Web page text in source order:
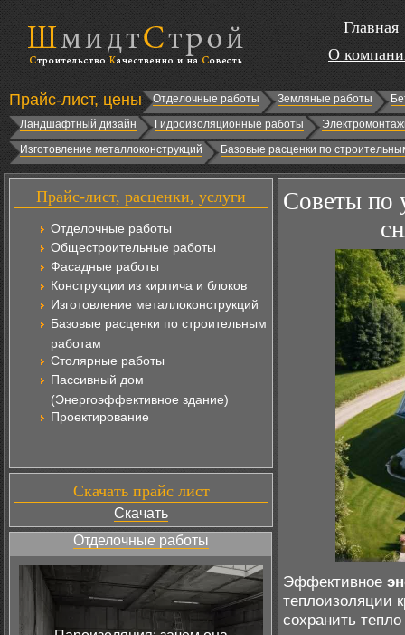
Главная
О
Прайс-лист, цены Отделочные работы Земляные работы
Ландшафтный дизайн
Гидроизоляционные работы
Изготовление металлоконструкций
Базовые расценки по
Прайс-лист, расценки, услуги
Отделочные работы
Общестроительные работы
Фасадные работы
Конструкции из кирпича и блоков
Изготовление металлоконструкций
Базовые расценки по строительным
работам
Столярные работы
Пассивный дом
(Энергоэффективное здание)
Проектирование
Скачать прайс лист
Скачать
Отделочные работы
Советы по
Эффективное
теплоизоляции
сохранить